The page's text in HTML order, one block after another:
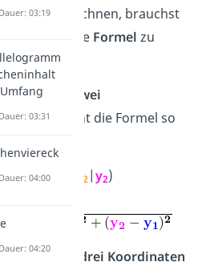
zu berechnen, brauchst
dich nur an die Formel zu
mit
zwei
sieht die Formel so
x1|y1), P 2|y2)
mit
drei Koordinaten
03:19
03:31
04:00
04:20